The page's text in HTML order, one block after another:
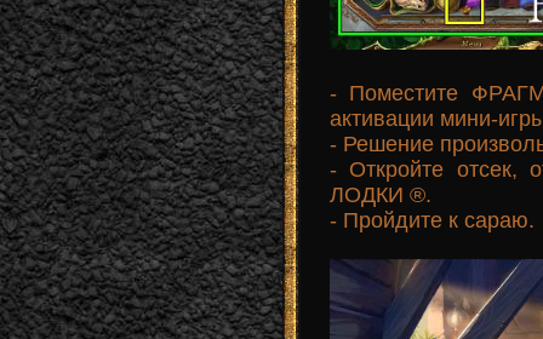
- Поместите
активации мини-
- Решение
- Откройте отсек,
ЛОДКИ ®.
- Пройдите к сараю.